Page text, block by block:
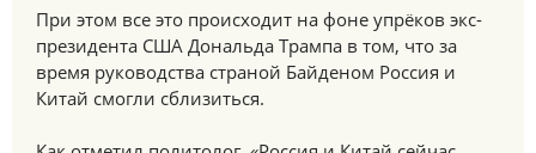
При этом все это происходит на фоне упрёков экс-
президента США Дональда Трампа в том, что за
время руководства страной Байденом Россия и
Китай смогли сблизиться.